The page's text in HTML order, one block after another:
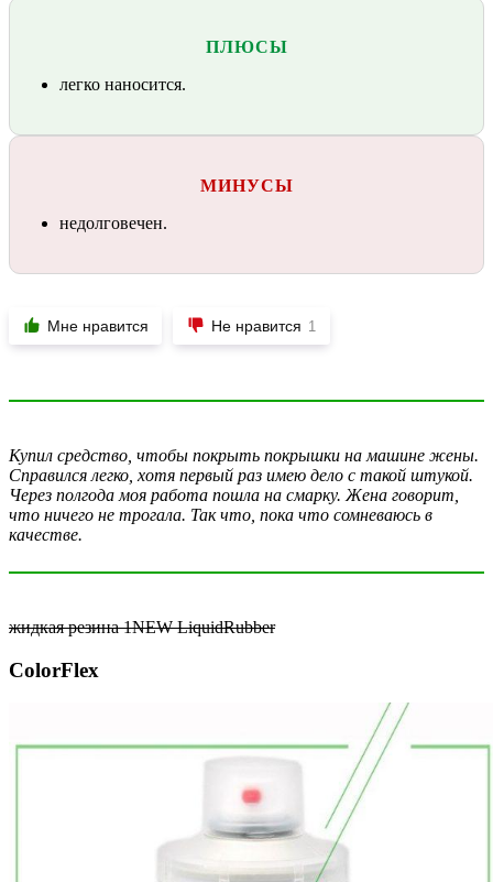
ПЛЮСЫ
легко наносится.
МИНУСЫ
недолговечен.
Мне нравится Не нравится 1
Купил средство, чтобы покрыть покрышки на машине жены.
Справился легко, хотя первый раз имею дело с такой штукой.
Через полгода моя работа пошла на смарку. Жена говорит,
что ничего не трогала. Так что, пока что сомневаюсь в
качестве.
жидкая резина 1NEW LiquidRubber
ColorFlex